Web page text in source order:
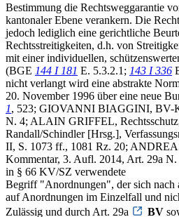
Bestimmung die Rechtsweggarantie
kantonaler Ebene verankern. Die
jedoch lediglich eine gerichtliche
Rechtsstreitigkeiten, d.h. von
mit einer individuellen,
(BGE 144 I 181 E. 5.3.2.1; 143 I 336
nicht verlangt wird eine abstrakte
20. November 1996 über eine neue
1, 523; GIOVANNI BIAGGINI, BV-
N. 4; ALAIN GRIFFEL,
Randall/Schindler [Hrsg.],
II, S. 1073 ff., 1081 Rz. 20;
Kommentar, 3. Aufl. 2014, Art. 29a
in § 66 KV/SZ verwendete
Begriff "Anordnungen", der sich nach
auf Anordnungen im Einzelfall und
Zulässig und durch Art. 29a
BV